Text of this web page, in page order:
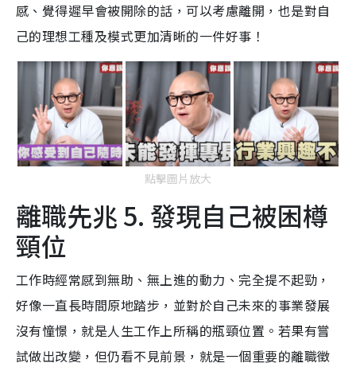
感、覺得遲早會被開除的話，可以考慮離開，也是對自
己的理想工種及模式更加清晰的一件好事！
點擊圖片放大
離職先兆 5. 發現自己被困樽
頸位
工作時經常感到無助、無上進的動力、完全提不起勁，
好像一直長時間原地踏步，並對於自己未來的事業發展
沒有憧憬，就是人生工作上所稱的瓶頸位置。若果有嘗
試做出改變，但仍看不見前景，就是一個重要的離職徵